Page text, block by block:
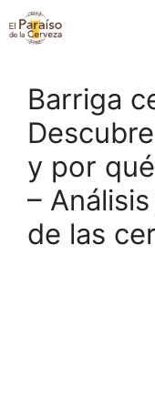
Saltar
al
Barriga
y por
–
de las